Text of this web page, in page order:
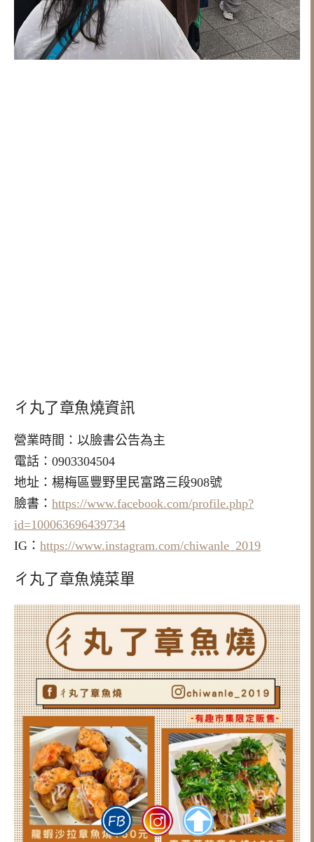
ㄔ丸了章魚燒資訊
營業時間：以臉書公告為主
電話：0903304504
地址：楊梅區豐野里民富路三段908號
臉書： https://www.facebook.com/profile.php?
id=100063696439734
IG： https://www.instagram.com/chiwanle_2019
ㄔ丸了章魚燒菜單